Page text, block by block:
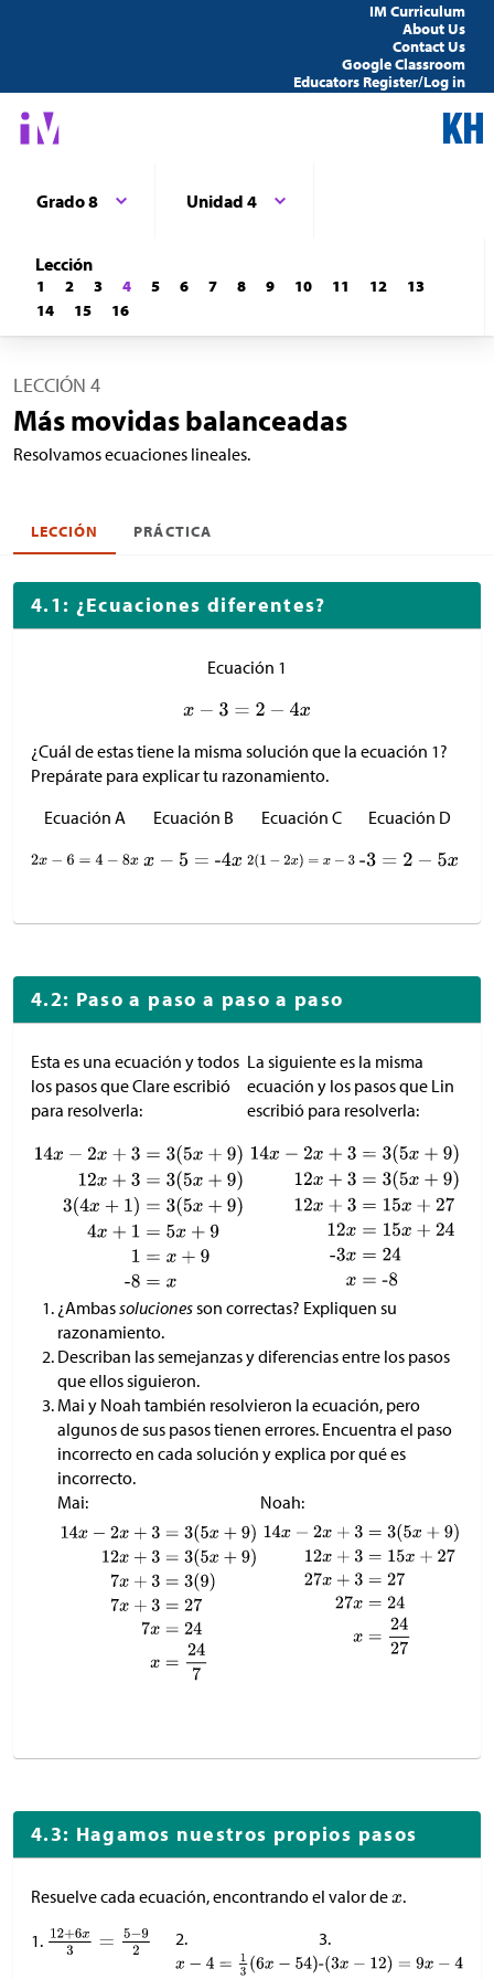
IM Curriculum
About Us
Contact Us
Google Classroom
Educators Register/Log in
Grado 8 Unidad 4
Lección
1 2 3 4 5 6 7 8 9 10 11 12
13
14
15 16
LECCIÓN 4
Más movidas balanceadas
Resolvamos ecuaciones lineales.
LECCIÓN PRÁCTICA
4.1: ¿Ecuaciones diferentes?
Ecuación 1
¿Cuál de estas tiene la misma solución que la ecuación 1?
Prepárate para explicar tu razonamiento.
Ecuación A
Ecuación B Ecuación C Ecuación D
4.2: Paso a paso a paso a paso
Esta es una ecuación y todos
los pasos que Clare escribió
para resolverla:
La siguiente es la misma
ecuación y los pasos que Lin
escribió para resolverla:
¿Ambassolucionesson correctas? Expliquen su
razonamiento.
Describan las semejanzas y diferencias entre los pasos
que ellos siguieron.
Mai y Noah también resolvieron la ecuación, pero
algunos de sus pasos tienen errores. Encuentra el paso
incorrecto en cada solución y explica por qué es
incorrecto.
Mai:
Noah:
4.3: Hagamos nuestros propios pasos
Resuelve cada ecuación, encontrando el valor de .
1. 2. 3.